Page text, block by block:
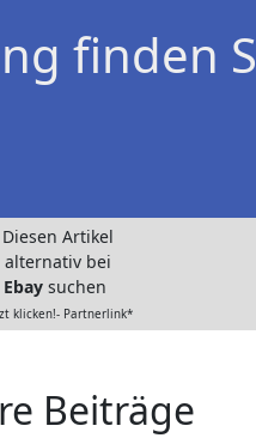
finden
Diesen Artikel
alternativ bei
Ebay suchen
klicken!- Partnerlink*
Beiträge